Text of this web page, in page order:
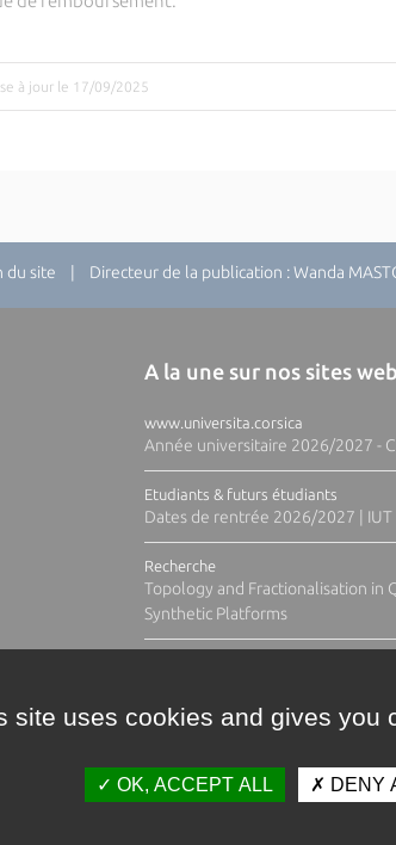
à jour le 17/09/2025
du site | Directeur de la publication : Wanda
A la une sur nos sites web
www.universita.corsica
Année universitaire 2026/2027 -
Etudiants & futurs étudiants
Dates de rentrée 2026/2027 | IUT
Recherche
Topology and Fractionalisation in
Synthetic Platforms
site uses cookies and gives you
OK, ACCEPT ALL DENY